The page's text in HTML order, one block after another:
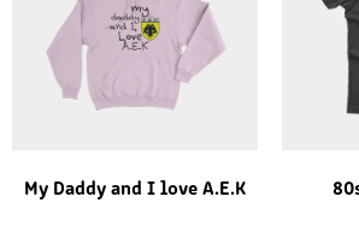
My Daddy and I love A.E.K